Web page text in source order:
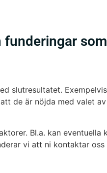
slutresultatet.
de är nöjda med valet
Bl.a. kan eventuella
vi att ni kontaktar